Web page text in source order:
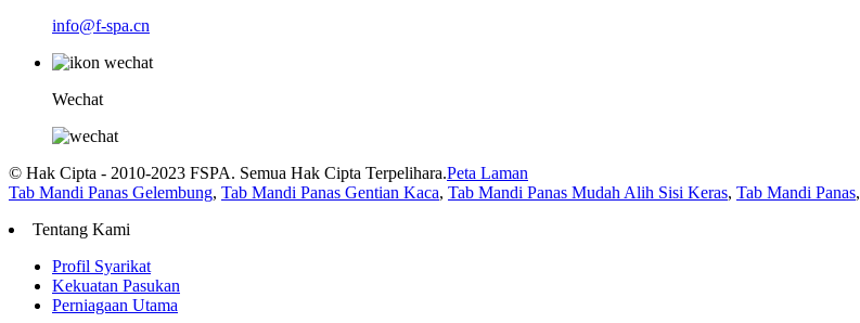
info@f-spa.cn
Wechat
© Hak Cipta - 2010-2023 FSPA. Semua Hak Cipta Terpelihara.Peta Laman
Tab Mandi Panas Gelembung, Tab Mandi Panas Gentian Kaca, Tab Mandi Panas Mudah Alih Sisi Keras, Tab Mandi Panas,
Tentang Kami
Profil Syarikat
Kekuatan Pasukan
Perniagaan Utama